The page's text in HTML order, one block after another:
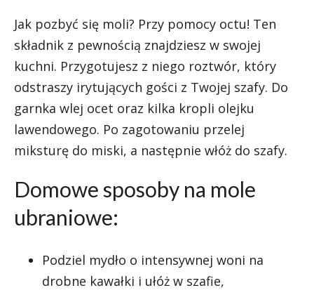
Jak pozbyć się moli? Przy pomocy octu! Ten
składnik z pewnością znajdziesz w swojej
kuchni. Przygotujesz z niego roztwór, który
odstraszy irytujących gości z Twojej szafy. Do
garnka wlej ocet oraz kilka kropli olejku
lawendowego. Po zagotowaniu przelej
miksturę do miski, a następnie włóż do szafy.
Domowe sposoby na mole
ubraniowe:
Podziel mydło o intensywnej woni na
drobne kawałki i ułóż w szafie,